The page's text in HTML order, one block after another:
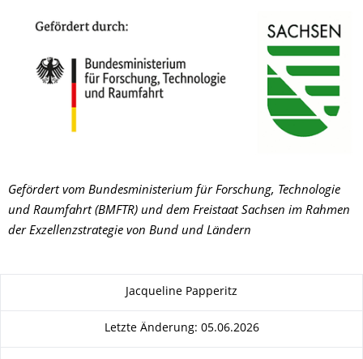
Gefördert vom Bundesministerium für Forschung, Technologie
und Raumfahrt (BMFTR) und dem Freistaat Sachsen im Rahmen
der Exzellenzstrategie von Bund und Ländern
Zu dieser SeiteJacqueline Papperitz
Letzte Änderung: 05.06.2026